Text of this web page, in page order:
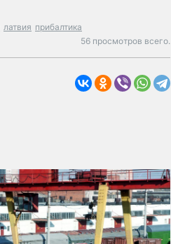
латвия прибалтика
56 просмотров всего.